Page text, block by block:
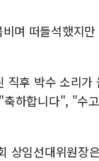
며 떠들석했지
후 박수 소리
하합니다", "수
상임선대위원장